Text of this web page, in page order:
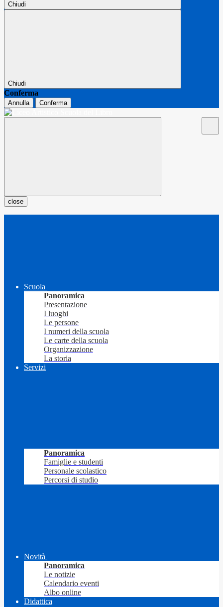
Chiudi
Chiudi
Conferma
Annulla Conferma
close
Scuola
Panoramica
Presentazione
I luoghi
Le persone
I numeri della scuola
Le carte della scuola
Organizzazione
La storia
Servizi
Panoramica
Famiglie e studenti
Personale scolastico
Percorsi di studio
Novità
Panoramica
Le notizie
Calendario eventi
Albo online
Didattica